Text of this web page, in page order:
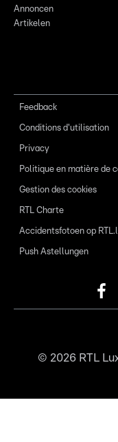
Annoncen
Artikelen
Feedback
Conditions d'utilisation
Privacy
Politique en matière de
Gestion des cookies
RTL Charte
Accidentsfotoen op
Push Astellungen
© 2026RTL